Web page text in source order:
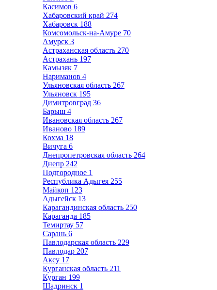
Касимов 6
Хабаровский край 274
Хабаровск 188
Комсомольск-на-Амуре 70
Амурск 3
Астраханская область 270
Астрахань 197
Камызяк 7
Нариманов 4
Ульяновская область 267
Ульяновск 195
Димитровград 36
Барыш 4
Ивановская область 267
Иваново 189
Кохма 18
Вичуга 6
Днепропетровская область 264
Днепр 242
Подгородное 1
Республика Адыгея 255
Майкоп 123
Адыгейск 13
Карагандинская область 250
Караганда 185
Темиртау 57
Сарань 6
Павлодарская область 229
Павлодар 207
Аксу 17
Курганская область 211
Курган 199
Шадринск 1